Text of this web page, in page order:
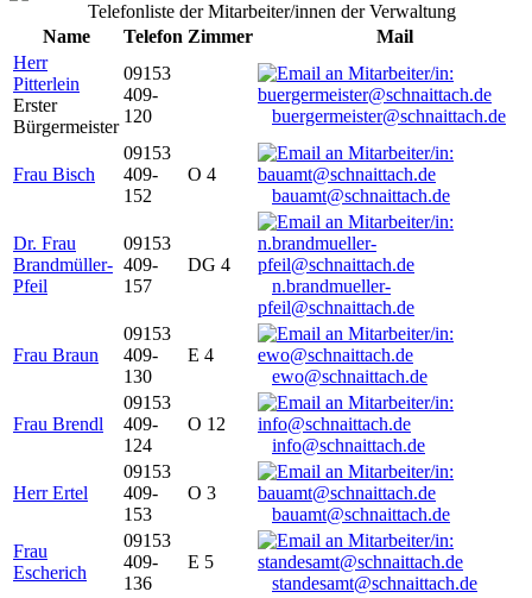
Telefonliste der Mitarbeiter/innen der Verwaltung
Name
Telefon Zimmer
Mail
Herr
Pitterlein
Erster
Bürgermeister
09153
409-
120
buergermeister@schnaittach.de
Frau Bisch
09153
409-
152
O 4
bauamt@schnaittach.de
Dr. Frau
Brandmüller-
Pfeil
09153
409-
157
DG 4
n.brandmueller-
pfeil@schnaittach.de
Frau Braun
09153
409-
130
E 4
ewo@schnaittach.de
Frau Brendl
09153
409-
124
O 12
info@schnaittach.de
Herr Ertel
09153
409-
153
O 3
bauamt@schnaittach.de
Frau
Escherich
09153
409-
136
E 5
standesamt@schnaittach.de